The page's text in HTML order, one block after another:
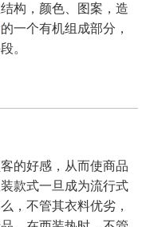
构，颜色、图案，造
的一个有机组成部分，
段。
的好感，从而使商品
款式一旦成为流行式
么，不管其衣料优劣，